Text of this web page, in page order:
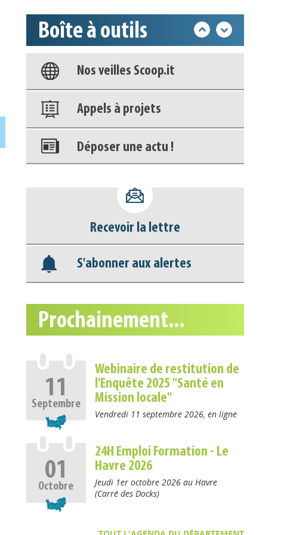
Boîte à outils
Base documentaire
Nos veilles Scoop.it
Appels à projets
Déposer une actu !
déconnecter)
Base documentaire
Nos veilles Scoop.it
Appels à projets
Recevoir la lettre
S'abonner aux alertes
Prochainement...
11
Septembre
Webinaire de restitution de
l'Enquête 2025 "Santé en
Mission locale"
Vendredi 11 septembre 2026, en ligne
01
Octobre
24H Emploi Formation - Le
Havre 2026
Jeudi 1er octobre 2026 au Havre
(Carré des Docks)